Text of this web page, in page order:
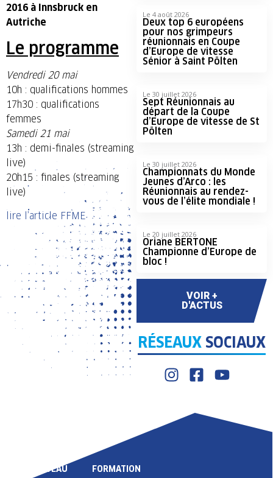
2016 à Innsbruck en
Autriche
Le programme
Vendredi 20 mai
10h : qualifications hommes
17h30 : qualifications
femmes
Samedi 21 mai
13h : demi-finales (streaming
live)
20h15 : finales (streaming
live)
lire l’article FFME
Le 4 août 2026
Deux top 6 européens
pour nos grimpeurs
réunionnais en Coupe
d’Europe de vitesse
Sénior à Saint Pölten
Le 30 juillet 2026
Sept Réunionnais au
départ de la Coupe
d’Europe de vitesse de St
Pölten
Le 30 juillet 2026
Championnats du Monde
Jeunes d’Arco : les
Réunionnais au rendez-
vous de l’élite mondiale !
Le 20 juillet 2026
Oriane BERTONE
Championne d’Europe de
bloc !
VOIR +
D'ACTUS
RÉSEAUX SOCIAUX
HAUT NIVEAU FORMATION